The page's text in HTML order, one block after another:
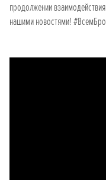
продолжении
нашими новостями!